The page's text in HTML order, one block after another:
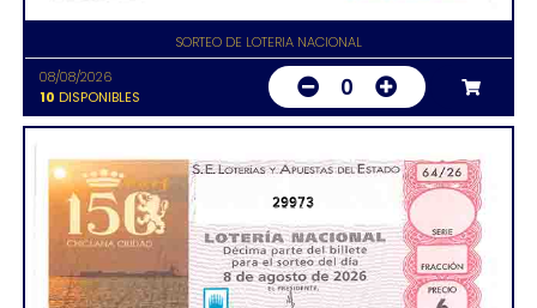
SORTEO DE LOTERIA NACIONAL
08/08/2026
10 DISPONIBLES 0
29973